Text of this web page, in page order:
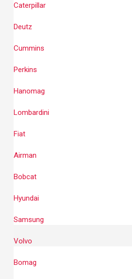
Caterpillar
Deutz
Cummins
Perkins
Hanomag
Lombardini
Fiat
Airman
Bobcat
Hyundai
Samsung
Volvo
Bomag